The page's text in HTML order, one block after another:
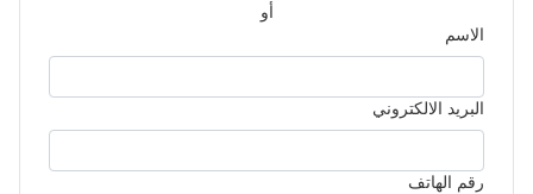
أو
الاسم
البريد الالكتروني
رقم الهاتف